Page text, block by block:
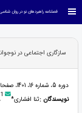
فصلنامه راهبردهای نو در روان
سازگاری اجتماعی در
دوره 5، شماره 16، 1401، صفحات 63 - 71
نویسندگان :ثنا افشاری* 1